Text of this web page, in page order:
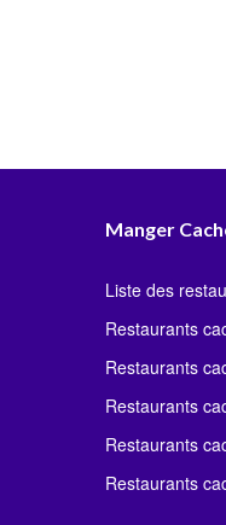
Manger
Liste des
Restaurants
Restaurants
Restaurants
Restaurants
Restaurants